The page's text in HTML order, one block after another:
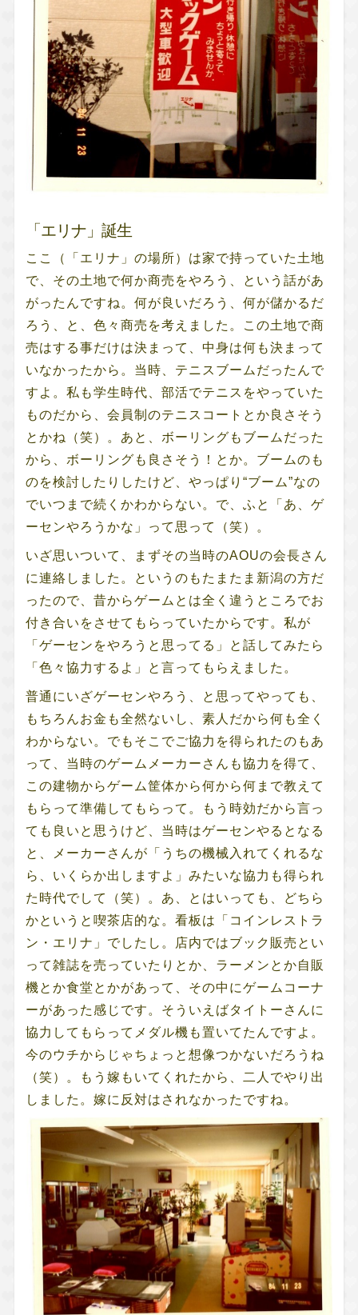
「エリナ」誕生
ここ（「エリナ」の場所）は家で持っていた土地
で、その土地で何か商売をやろう、という話があ
がったんですね。何が良いだろう、何が儲かるだ
ろう、と、色々商売を考えました。この土地で商
売はする事だけは決まって、中身は何も決まって
いなかったから。当時、テニスブームだったんで
すよ。私も学生時代、部活でテニスをやっていた
ものだから、会員制のテニスコートとか良さそう
とかね（笑）。あと、ボーリングもブームだった
から、ボーリングも良さそう！とか。ブームのも
のを検討したりしたけど、やっぱり“ブーム”なの
でいつまで続くかわからない。で、ふと「あ、ゲ
ーセンやろうかな」って思って（笑）。
いざ思いついて、まずその当時のAOUの会長さん
に連絡しました。というのもたまたま新潟の方だ
ったので、昔からゲームとは全く違うところでお
付き合いをさせてもらっていたからです。私が
「ゲーセンをやろうと思ってる」と話してみたら
「色々協力するよ」と言ってもらえました。
普通にいざゲーセンやろう、と思ってやっても、
もちろんお金も全然ないし、素人だから何も全く
わからない。でもそこでご協力を得られたのもあ
って、当時のゲームメーカーさんも協力を得て、
この建物からゲーム筐体から何から何まで教えて
もらって準備してもらって。もう時効だから言っ
ても良いと思うけど、当時はゲーセンやるとなる
と、メーカーさんが「うちの機械入れてくれるな
ら、いくらか出しますよ」みたいな協力も得られ
た時代でして（笑）。あ、とはいっても、どちら
かというと喫茶店的な。看板は「コインレストラ
ン・エリナ」でしたし。店内ではブック販売とい
って雑誌を売っていたりとか、ラーメンとか自販
機とか食堂とかがあって、その中にゲームコーナ
ーがあった感じです。そういえばタイトーさんに
協力してもらってメダル機も置いてたんですよ。
今のウチからじゃちょっと想像つかないだろうね
（笑）。もう嫁もいてくれたから、二人でやり出
しました。嫁に反対はされなかったですね。